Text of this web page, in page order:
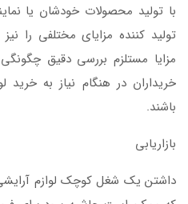
با تولید محصولات خودشان یا
تولید کننده مزایای مختلفی را
مزایا مستلزم بررسی دقیق
خریداران در هنگام نیاز به خرید
باشند.
بازاریابی
داشتن یک شغل کوچک لوازم